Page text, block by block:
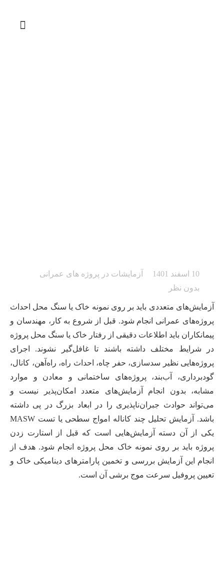
10 اسفند 1401
آزمایشات در پروژه های عمرانی
بدون نظر
آزمایش‌های متعددی باید بر روی نمونه خاک یا سنگ محل احداث
پروژه‌های عمرانی انجام شود. قبل از شروع به کار، مهندسان و
پیمانکاران باید اطلاعات دقیقی از رفتار خاک یا سنگ محل پروژه
در شرایط مختلف داشته باشند تا غافل‌گیر نشوند. اجرای
پروژه‌هایی نظیر سدسازی، حفر چاه، احداث راه، راه‌آهن، کانال،
گودبرداری، آب‌بند، پروژه‌های ساختمانی و معادن و موارد
مشابه، بدون انجام آزمایش‌های متعدد امکان‌پذیر نیست و
می‌تواند حوادث جبران‌ناپذیری را در ابعاد بزرگ در پی داشته
باشد. آزمایش تحلیل چند کاناله امواج سطحی یا تست MASW
یکی از آن دسته آزمایش‌هایی است که قبل از استارت زدن
پروژه باید بر روی نمونه خاک محل پروژه انجام شود. هدف از
انجام این آزمایش بررسی و تخمین پارامترهای دینامیکی خاک و
تعیین پروفیل سرعت موج برشی آن است.